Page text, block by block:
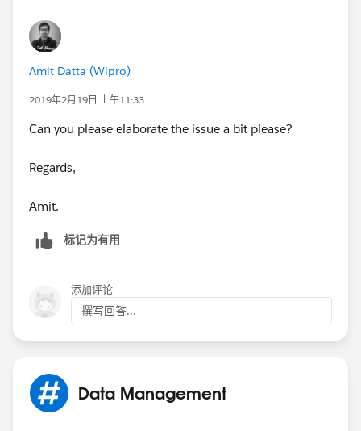
Amit Datta (Wipro)
2019年2月19日 上午11:33
Can you please elaborate the issue a bit please?
Regards,
Amit.
标记为有用
添加评论
撰写回答...
Data Management